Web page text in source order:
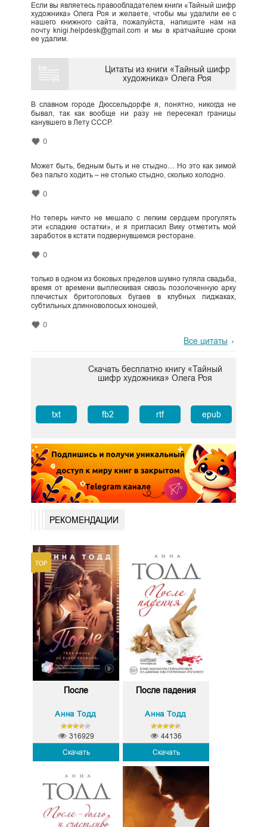
Если вы являетесь правообладателем книги «Тайный шифр
художника» Олега Роя и желаете, чтобы мы удалили ее с
нашего книжного сайта, пожалуйста, напишите нам на
почту knigi.helpdesk@gmail.com и мы в кратчайшие сроки
ее удалим.
Цитаты из книги «Тайный шифр
художника» Олега Роя
В славном городе Дюссельдорфе я, понятно, никогда не
бывал, так как вообще ни разу не пересекал границы
канувшего в Лету СССР.
0
Может быть, бедным быть и не стыдно… Но это как зимой
без пальто ходить – не столько стыдно, сколько холодно.
0
Но теперь ничто не мешало с легким сердцем прогулять
эти «сладкие остатки», и я пригласил Вику отметить мой
заработок в кстати подвернувшемся ресторане.
0
только в одном из боковых пределов шумно гуляла свадьба,
время от времени выплескивая сквозь позолоченную арку
плечистых бритоголовых бугаев в клубных пиджаках,
субтильных длинноволосых юношей,
0
Все цитаты
Скачать бесплатно книгу «Тайный
шифр художника» Олега Роя
txt fb2 rtf epub
РЕКОМЕНДАЦИИ
После
Анна Тодд
Скачать
316929
После падения
Анна Тодд
Скачать
44136